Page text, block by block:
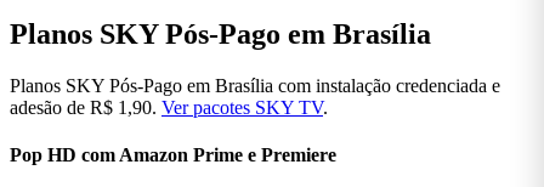
Planos SKY Pós-Pago em Brasília
Planos SKY Pós-Pago em Brasília com instalação credenciada e
adesão de R$ 1,90. Ver pacotes SKY TV.
Pop HD com Amazon Prime e Premiere